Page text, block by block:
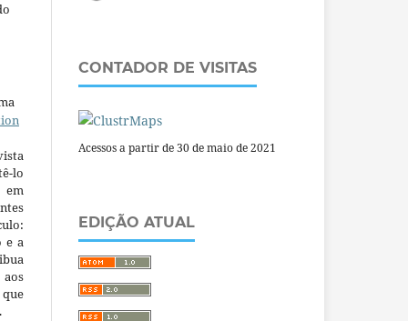
lo
em
e a
CONTADOR DE VISITAS
Acessos a partir de 30 de maio de 2021
EDIÇÃO ATUAL